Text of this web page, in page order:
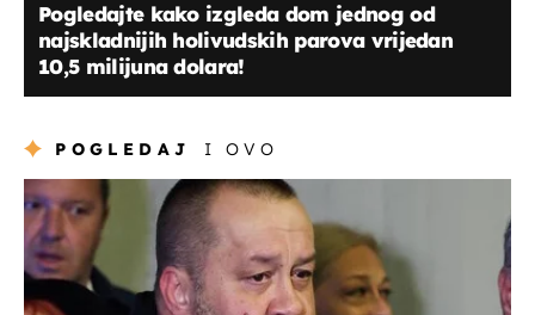
Pogledajte kako izgleda dom jednog od
najskladnijih holivudskih parova vrijedan
10,5 milijuna dolara!
POGLEDAJ I OVO